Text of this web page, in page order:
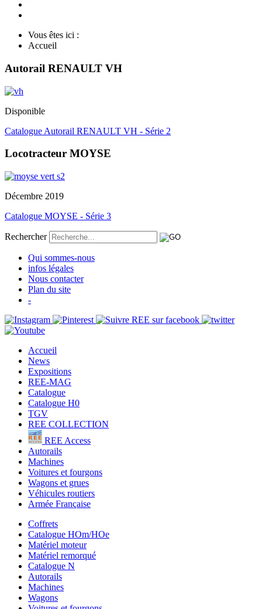
Vous êtes ici :
Accueil
Autorail RENAULT VH
Disponible
Catalogue Autorail RENAULT VH - Série 2
Locotracteur MOYSE
Décembre 2019
Catalogue MOYSE - Série 3
Rechercher
Qui sommes-nous
infos légales
Nous contacter
Plan du site
-
Accueil
News
Expositions
REE-MAG
Catalogue
Catalogue H0
TGV
REE COLLECTION
REE Access
Autorails
Machines
Voitures et fourgons
Wagons et grues
Véhicules routiers
Armée Française
Coffrets
Catalogue HOm/HOe
Matériel moteur
Matériel remorqué
Catalogue N
Autorails
Machines
Wagons